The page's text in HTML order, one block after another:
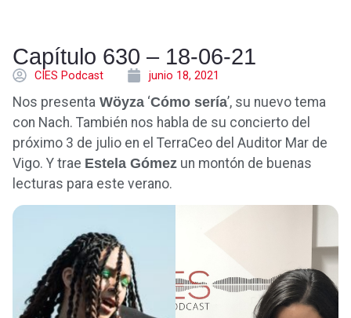
Capítulo 630 – 18-06-21
CÍES Podcast junio 18, 2021
Nos presenta Wöyza ‘Cómo sería’, su nuevo tema
con Nach. También nos habla de su concierto del
próximo 3 de julio en el TerraCeo del Auditor Mar de
Vigo. Y trae Estela Gómez un montón de buenas
lecturas para este verano.